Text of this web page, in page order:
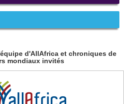
d'AllAfrica et chroniques de
mondiaux invités